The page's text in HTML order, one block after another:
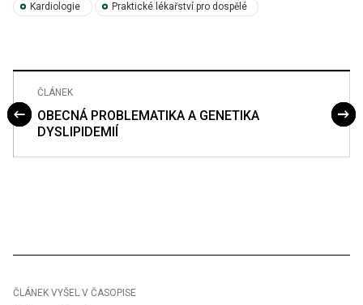
Kardiologie Praktické lékařství pro dospělé
ČLÁNEK
OBECNÁ PROBLEMATIKA A GENETIKA
DYSLIPIDEMIÍ
ČLÁNEK VYŠEL V ČASOPISE